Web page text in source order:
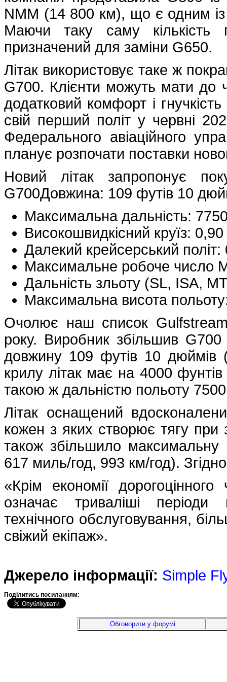
NMM (14 800 км), що є одним із
Маючи таку саму кількість
призначений для заміни G650.
Літак використовує таке ж
G700. Клієнти можуть мати до
додатковий комфорт і
свій перший політ у червні
Федерального авіаційного
планує розпочати поставки
Новий літак запропонує
G700Довжина: 109 футів 10
Максимальна дальність:
Високошвидкісний круїз:
Далекий крейсерський
Максимальне робоче число
Дальність зльоту (SL, ISA,
Максимальна висота
Очолює наш список
року. Виробник збільшив
довжину 109 футів 10
крилу літак має на 4000
такою ж дальністю польоту
Літак оснащений
кожен з яких створює тягу
також збільшило
617 миль/год, 993 км/год).
«Крім економії
означає триваліші періоди
технічного обслуговування,
свіжий екіпаж».
Джерело інформації: Simple
Подiлитись посиланням:
Обговорити у форумі